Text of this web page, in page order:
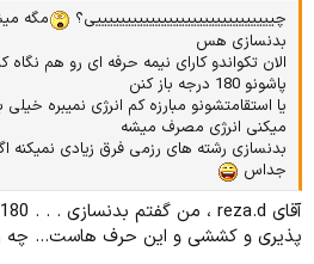
چییییییییییییییییییییییییییییییی؟
مگه
بدنسازی هس
الان تکواندو کارای نیمه حرفه ای رو هم
پاشونو 180 درجه باز کنن
یا استقامتشونو مبارزه کم انرژی نمیبره
میکنی انرژی مصرف میشه
بدنسازی رشته های رزمی فرق زیادی نمیکنه
جداس
پذیری و کششی و این حرف هاست... چه